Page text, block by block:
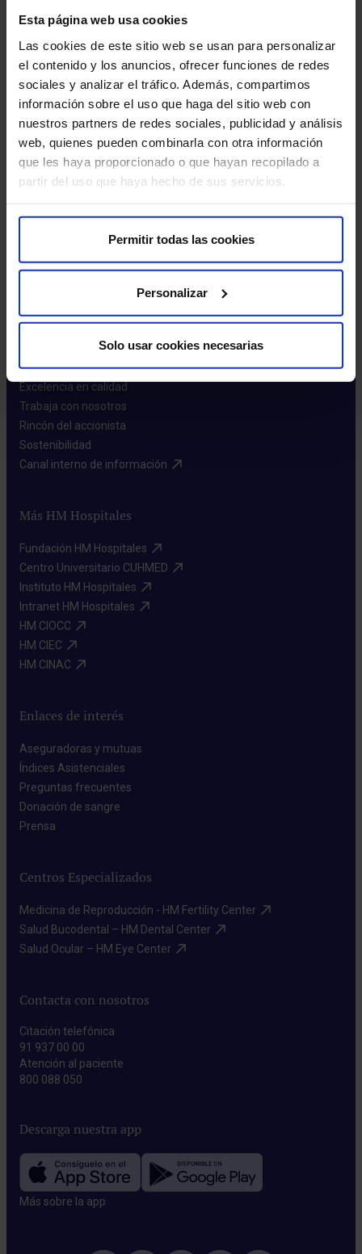
Esta página web usa cookies
Las cookies de este sitio web se usan para personalizar
el contenido y los anuncios, ofrecer funciones de redes
sociales y analizar el tráfico. Además, compartimos
información sobre el uso que haga del sitio web con
nuestros partners de redes sociales, publicidad y análisis
web, quienes pueden combinarla con otra información
que les haya proporcionado o que hayan recopilado a
partir del uso que haya hecho de sus servicios.
Permitir todas las cookies
Personalizar
Solo usar cookies necesarias
Santa Teresa de León han visitado las instalaciones de
HM Regla, don…
Quiénes somos​
Excelencia en calidad​
Trabaja con nosotros​
Rincón del accionista​
Sostenibilidad​
Canal interno de información​
Más HM Hospitales
Fundación HM Hospitales​
Centro Universitario CUHMED​
Instituto HM Hospitales​
Intranet HM Hospitales​
HM CIOCC​
HM CIEC​
HM CINAC​
Enlaces de interés
Aseguradoras y mutuas​
Índices Asistenciales​
Preguntas frecuentes​
Donación de sangre​
Prensa​
Centros Especializados
Medicina de Reproducción - HM Fertility Center​
Salud Bucodental – HM Dental Center​
Salud Ocular – HM Eye Center​
Contacta con nosotros
Citación telefónica
91 937 00 00
Atención al paciente
800 088 050
Descarga nuestra app
Más sobre la app​